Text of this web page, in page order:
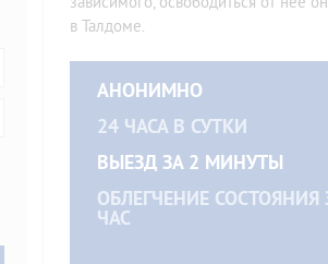
Быстрое вытрезвление
Вывод из запоя в стационаре
Вывод из запоя на дому
Капельница от похмелья
в Талдоме.
АНОНИМНО
24 ЧАСА В СУТКИ
ВЫЕЗД ЗА 2 МИНУТЫ
ОБЛЕГЧЕНИЕ СОСТОЯНИЯ
ЧАС